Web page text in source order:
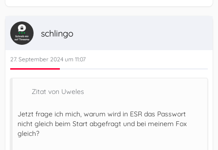
schlingo
27. September 2024 um 11:07
Zitat von Uweles
Jetzt frage ich mich, warum wird in ESR das Passwort
nicht gleich beim Start abgefragt und bei meinem Fox
gleich?